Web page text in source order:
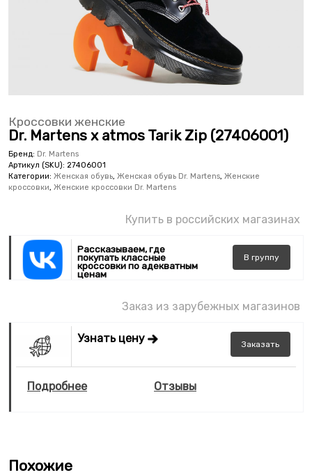
Кроссовки женские
Dr. Martens x atmos Tarik Zip (27406001)
Бренд: Dr. Martens
Артикул (SKU): 27406001
Категории: Женская обувь, Женская обувь Dr. Martens, Женские
кроссовки, Женские кроссовки Dr. Martens
Купить в российских магазинах
Рассказываем, где
покупать классные
кроссовки по адекватным
ценам
В группу
Заказ из зарубежных магазинов
Узнать цену Заказать
Подробнее Отзывы
Похожие